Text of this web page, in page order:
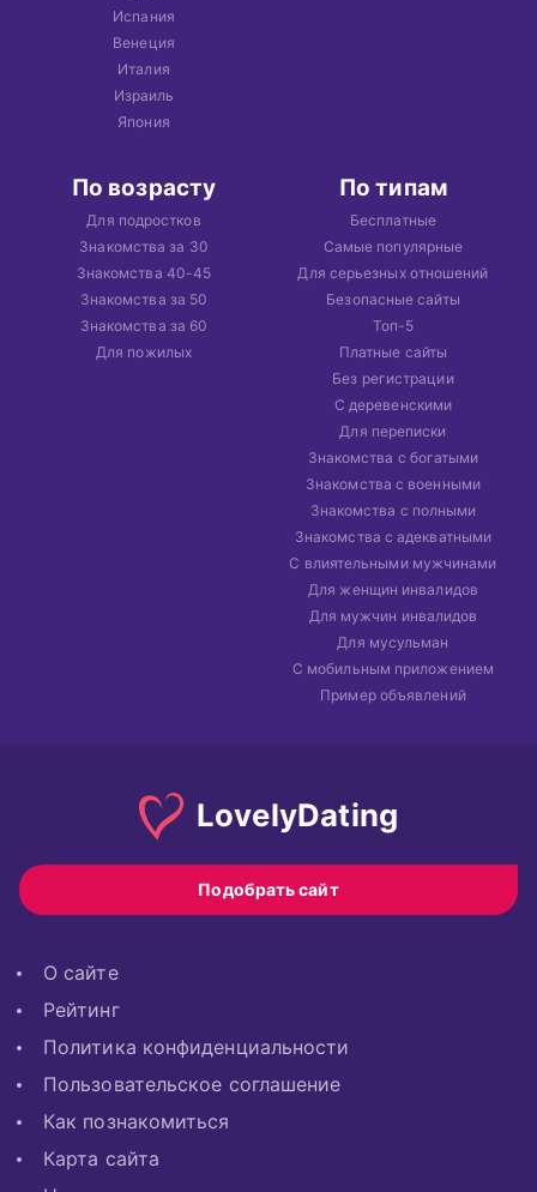
Испания
Венеция
Италия
Израиль
Япония
По возрасту
Для подростков
Знакомства за 30
Знакомства 40-45
Знакомства за 50
Знакомства за 60
Для пожилых
По типам
Бесплатные
Самые популярные
Для серьезных отношений
Безопасные сайты
Топ-5
Платные сайты
Без регистрации
С деревенскими
Для переписки
Знакомства с богатыми
Знакомства с военными
Знакомства с полными
Знакомства с адекватными
С влиятельными мужчинами
Для женщин инвалидов
Для мужчин инвалидов
Для мусульман
С мобильным приложением
Пример объявлений
LovelyDating
Подобрать сайт
О сайте
Рейтинг
Политика конфиденциальности
Пользовательское соглашение
Как познакомиться
Карта сайта